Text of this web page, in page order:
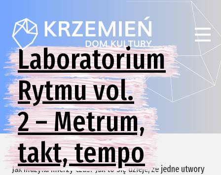
Laboratorium
Rytmu vol.
2 – Metrum,
takt, tempo
Jak muzyka mierzy czas? Jak to się dzieje, że jedne utwory